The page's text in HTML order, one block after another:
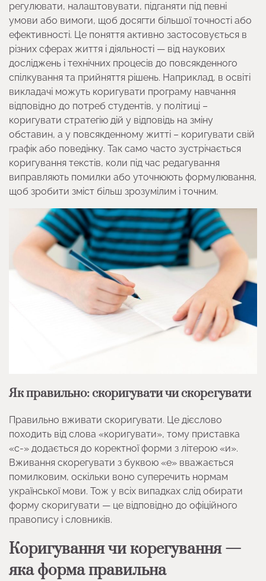
регулювати, налаштовувати, підганяти під певні
умови або вимоги, щоб досягти більшої точності або
ефективності. Це поняття активно застосовується в
різних сферах життя і діяльності — від наукових
досліджень і технічних процесів до повсякденного
спілкування та прийняття рішень. Наприклад, в освіті
викладачі можуть коригувати програму навчання
відповідно до потреб студентів, у політиці –
коригувати стратегію дій у відповідь на зміну
обставин, а у повсякденному житті – коригувати свій
графік або поведінку. Так само часто зустрічається
коригування текстів, коли під час редагування
виправляють помилки або уточнюють формулювання,
щоб зробити зміст більш зрозумілим і точним.
Як правильно: скоригувати чи скорегувати
Правильно вживати скоригувати. Це дієслово
походить від слова «коригувати», тому приставка
«с-» додається до коректної форми з літерою «и».
Вживання скорегувати з буквою «е» вважається
помилковим, оскільки воно суперечить нормам
української мови. Тож у всіх випадках слід обирати
форму скоригувати — це відповідно до офіційного
правопису і словників.
Коригування чи корегування —
яка форма правильна